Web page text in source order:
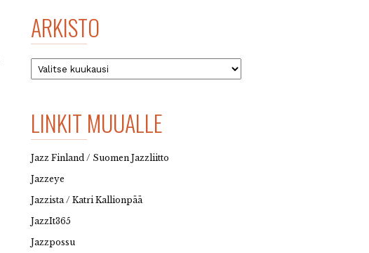
ARKISTO
Arkisto
LINKIT MUUALLE
Jazz Finland / Suomen Jazzliitto
Jazzeye
Jazzista / Katri Kallionpää
JazzIt365
Jazzpossu